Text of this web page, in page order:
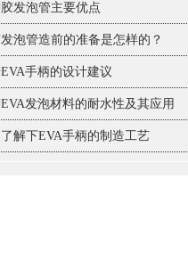
发泡管主要优点
泡管造前的准备是怎样的？
手柄的设计建议
发泡材料的耐水性及其应用
解下EVA手柄的制造工艺